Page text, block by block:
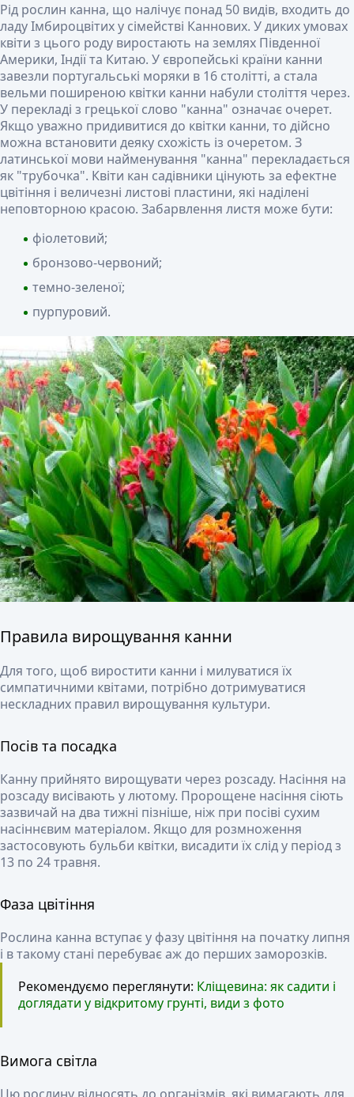
Рід рослин канна, що налічує понад 50 видів, входить до
ладу Імбироцвітих у сімействі Каннових. У диких умовах
квіти з цього роду виростають на землях Південної
Америки, Індії та Китаю. У європейські країни канни
завезли португальські моряки в 16 столітті, а стала
вельми поширеною квітки канни набули століття через.
У перекладі з грецької слово "канна" означає очерет.
Якщо уважно придивитися до квітки канни, то дійсно
можна встановити деяку схожість із очеретом. З
латинської мови найменування "канна" перекладається
як "трубочка". Квіти кан садівники цінують за ефектне
цвітіння і величезні листові пластини, які наділені
неповторною красою. Забарвлення листя може бути:
фіолетовий;
бронзово-червоний;
темно-зеленої;
пурпуровий.
Правила вирощування канни
Для того, щоб виростити канни і милуватися їх
симпатичними квітами, потрібно дотримуватися
нескладних правил вирощування культури.
Посів та посадка
Канну прийнято вирощувати через розсаду. Насіння на
розсаду висівають у лютому. Пророщене насіння сіють
зазвичай на два тижні пізніше, ніж при посіві сухим
насіннєвим матеріалом. Якщо для розмноження
застосовують бульби квітки, висадити їх слід у період з
13 по 24 травня.
Фаза цвітіння
Рослина канна вступає у фазу цвітіння на початку липня
і в такому стані перебуває аж до перших заморозків.
Рекомендуємо переглянути: Кліщевина: як садити і
доглядати у відкритому грунті, види з фото
Вимога світла